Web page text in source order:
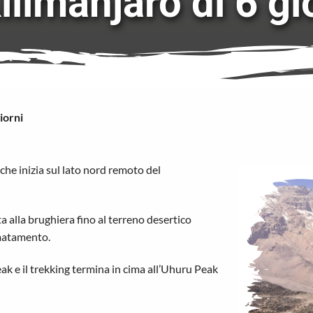
inizia sul lato nord remoto del
alla brughiera fino al terreno desertico
e il trekking termina in cima all’Uhuru Peak